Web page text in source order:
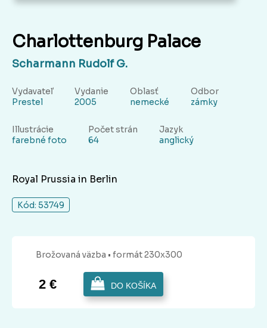
Charlottenburg Palace
Scharmann Rudolf G.
Vydavateľ
Prestel
Vydanie
2005
Oblasť
nemecké
Odbor
zámky
Illustrácie
farebné foto
Počet strán
64
Jazyk
anglický
Royal Prussia in Berlin
Kód: 53749
Brožovaná väzba • formát 230x300
2 € DO KOŠÍKA